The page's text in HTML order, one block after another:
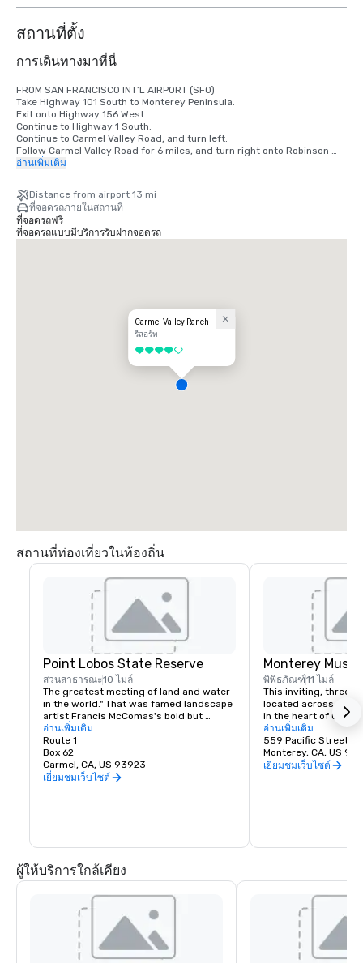
สถานที่ตั้ง
การเดินทางมาที่นี่
FROM SAN FRANCISCO INT’L AIRPORT (SFO)
Take Highway 101 South to Monterey Peninsula.
Exit onto Highway 156 West.
Continue to Highway 1 South.
Continue to Carmel Valley Road, and turn left.
Follow Carmel Valley Road for 6 miles, and turn right onto Robinson
Canyon Road.
second driveway on the left.
FROM SAN JOSE INT’L AIRPORT (SJC)
Take Highway 101 South to Monterey Peninsula.
Exit onto Highway 156 West. Continue to Highway 1 South.
FROM MONTEREY PENINSULA AIRPORT (MRY)
Exit the airport via Olmstead Road, and turn right onto Highway 68.
Follow Highway 68 to Highway 1 South.
Continue to Carmel Valley Road, and turn left.
Continue 6 miles to Robinson Canyon Road, and turn right.
Carmel Valley Ranch will be the second driveway on the left.
อ่านเพิ่มเติม
Distance from airport 13 mi
ที่จอดรถภายในสถานที่
ที่จอดรถฟรี
ที่จอดรถแบบมีบริการรับฝากจอดรถ
Carmel Valley Ranch
รีสอร์ท
4 จาก 5
สถานที่ท่องเที่ยวในท้องถิ่น
Point Lobos State Reserve
สวนสาธารณะ10 ไมล์
The greatest meeting of land and water
in the world." That was famed landscape
artist Francis McComas's bold but
justified claim for Point Lobos. All who
come here agree that the beauty of this
tree-clad headland is unequaled.
อ่านเพิ่มเติม
Route 1
Box 62
Carmel, CA, US 93923
เยี่ยมชมเว็บไซต์
Monterey
พิพิธภัณฑ์11 ไมล์
This inviting, three-
located across from
in the heart of Old
features eight
exhibitions of
California painting,
contemporary art.
available at the
อ่านเพิ่มเติม
559 Pacific Street
Monterey, CA, US
เยี่ยมชมเว็บไซต์
ผู้ให้บริการใกล้เคียง